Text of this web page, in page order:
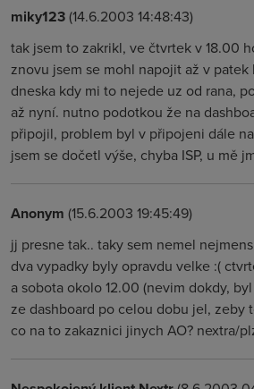
miky123(14.6.2003 14:48:43)
tak jsem to zakrikl, ve čtvrtek v 18.00
znovu jsem se mohl napojit až v patek
dneska kdy mi to nejede uz od rana,
až nyní. nutno podotkou že na
připojil, problem byl v připojeni dále
jsem se dočetl výše, chyba ISP, u mě
Anonym (15.6.2003 19:45:49)
jj presne tak.. taky sem nemel
dva vypadky byly opravdu velke :(
a sobota okolo 12.00 (nevim dokdy,
ze dashboard po celou dobu jel, zeby
co na to zakaznici jinych AO? nextra/